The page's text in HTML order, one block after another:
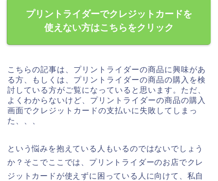
プリントライダーでクレジットカードを
使えない方はこちらをクリック
こちらの記事は、プリントライダーの商品に興味があ
る方、もしくは、プリントライダーの商品の購入を検
討している方がご覧になっていると思います。ただ、
よくわからないけど、プリントライダーの商品の購入
画面でクレジットカードの支払いに失敗してしまっ
た、、、
という悩みを抱えている人もいるのではないでしょう
か？そこでここでは、プリントライダーのお店でクレ
ジットカードが使えずに困っている人に向けて、私自